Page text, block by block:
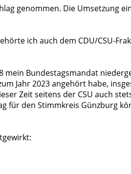
genommen. Die Umsetzung
ich auch dem CDU/CSU-
Bundestagsmandat
Jahr 2023 angehört habe,
Zeit seitens der CSU auch
für den Stimmkreis Günzburg